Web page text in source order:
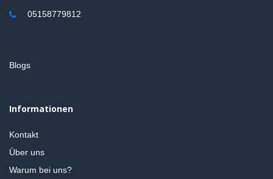
05158779812
Blogs
Informationen
Kontakt
Über uns
Warum bei uns?